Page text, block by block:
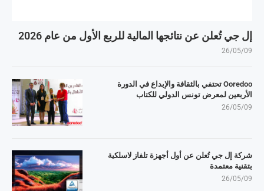
إل جي تُعلن عن نتائجها المالية للربع الأول من عام 2026
26/05/09
Ooredoo تحتفي بالثقافة والإبداع في الدورة
الأربعين لمعرض تونس الدولي للكتاب
26/05/09
شركة إل جي تُعلن عن أول أجهزة تلفاز لاسلكية
بتقنية معتمدة
26/05/09